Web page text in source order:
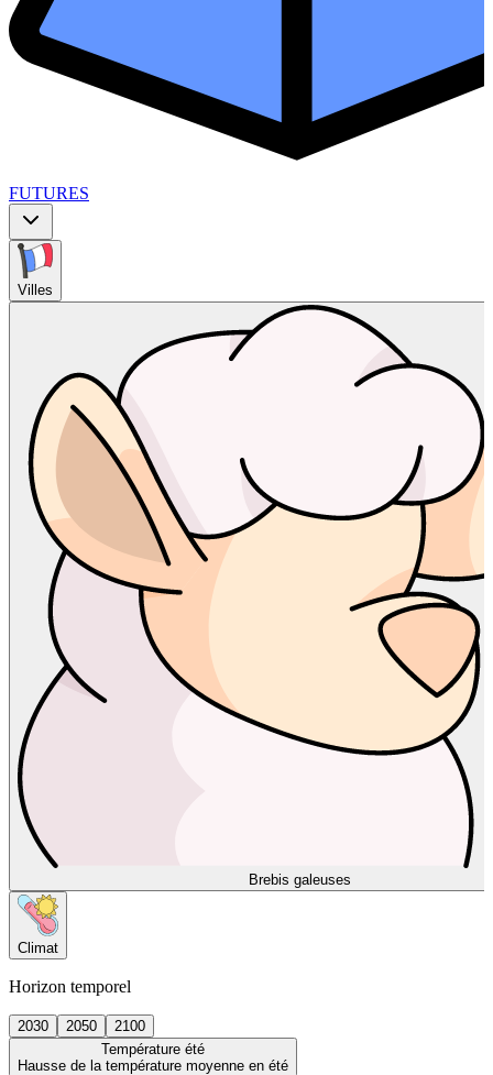
FUTURES
Villes
Brebis galeuses
Climat
Horizon temporel
2030 2050
2100
Température été
Hausse de la température moyenne en été